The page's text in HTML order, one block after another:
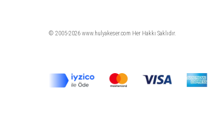
© 2005-2026 www.hulyakeser.com Her Hakkı Saklıdır.